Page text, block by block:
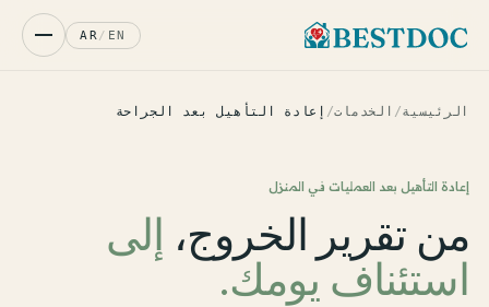
EN
/
AR
الرئيسية/ الخدمات/ إعادة التأهيل بعد الجراحة
إعادة التأهيل بعد العمليات في المنزل
من تقرير الخروج، إلى
استئناف يومك.